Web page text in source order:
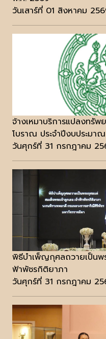
วันเสาร์ที่ 01 สิงหาคม
จ้างเหมาบริการแปลงทรัพ
โบราณ ประจำปีงบประมา
วันศุกร์ที่ 31 กรกฎาคม
พิธีบำเพ็ญกุศลถวายเป็นพร
ฟ้าพัชรกิติยาภา
วันศุกร์ที่ 31 กรกฎาคม